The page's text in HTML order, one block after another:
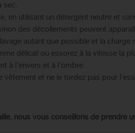
sec.
en utilisant un détergent neutre et
des décollements peuvent
autant que possible et la charge
délicat ou essorez à la vitesse la
à l’envers et à l’ombre.
vêtement et ne le tordez pas pour
nous vous conseillons de prendre